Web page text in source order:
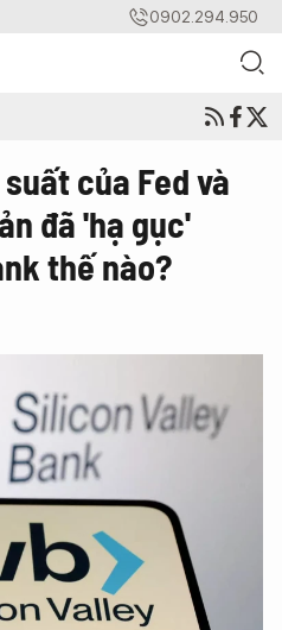
0902.294.950
của Fed và
đã 'hạ gục'
thế nào?